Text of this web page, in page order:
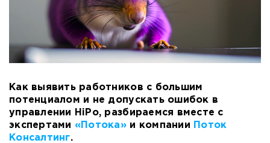
Как выявить работников с большим
потенциалом и не допускать ошибок в
управлении
HiPo, разбираемся вместе с
экспертами «Потока» и компании Поток
Консалтинг.